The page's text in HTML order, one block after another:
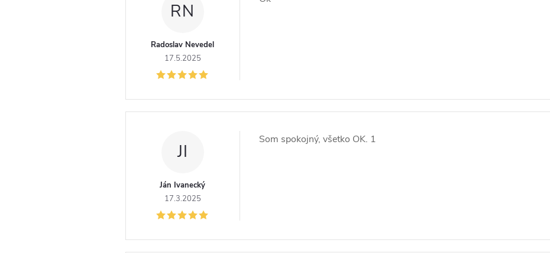
RN
Radoslav Nevedel
17.5.2025
JI
Ján Ivanecký
17.3.2025
Som spokojný, všetko OK. 1